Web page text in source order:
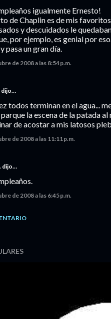
igualmente Ernesto!
de Chaplin es de mis
y descuidados le
por ejemplo, es genial por
pasa un gran día.
de 2008 a las 8:54 p.m.
dijo…
todos terminan en el agua...
la escena de la patada
de acostar a mis latosos
de 2008 a las 11:11 p.m.
dijo…
de 2008 a las 6:45 p.m.